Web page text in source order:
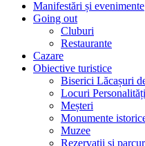
Manifestări și evenimente
Going out
Cluburi
Restaurante
Cazare
Obiective turistice
Biserici Lăcașuri
Locuri Personalități
Meșteri
Monumente
Muzee
Rezervații și